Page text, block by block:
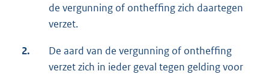
de vergunning of ontheffing zich daartegen
verzet.
2.
De aard van de vergunning of ontheffing
verzet zich in ieder geval tegen gelding voor